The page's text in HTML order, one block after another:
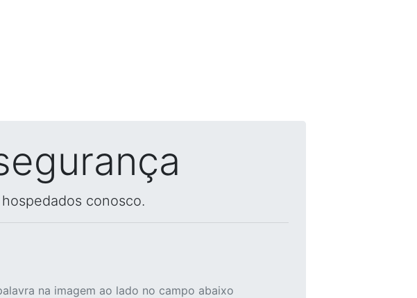
conosco.
na imagem ao lado no campo abaixo